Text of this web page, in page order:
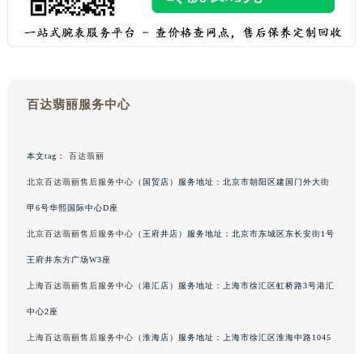
百达翡丽服务中心
本文tag： 百达翡丽
北京百达翡丽售后服务中心 （国贸店）服务地址：北京市朝阳区建国门外大街
甲6号华熙国际中心D座
北京百达翡丽售后服务中心 （王府井店）服务地址：北京市东城区东长安街1号
王府井东方广场W3座
上海百达翡丽售后服务中心 （港汇店）服务地址：上海市徐汇区虹桥路3号港汇
中心2座
上海百达翡丽售后服务中心 （淮海店）服务地址：上海市徐汇区淮海中路1045